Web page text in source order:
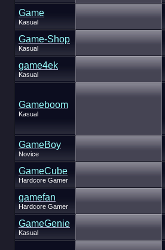
Game
Kasual
Game-Shop
Kasual
game4ek
Kasual
Gameboom
Kasual
GameBoy
Novice
GameCube
Hardcore Gamer
gamefan
Hardcore Gamer
GameGenie
Kasual